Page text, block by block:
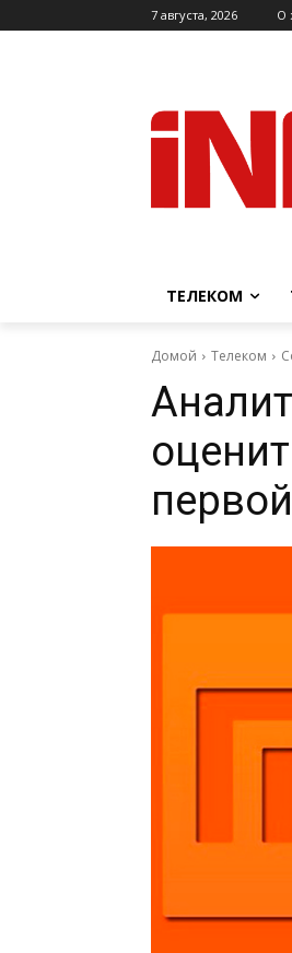
7 августа, 2026 O
ТЕЛЕКОМ
Домой Телеком